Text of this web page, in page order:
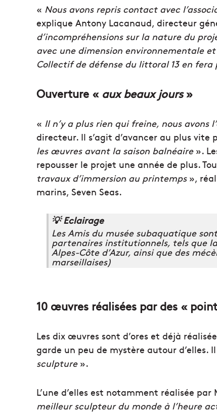
« Nous avons repris contact avec
explique Antony Lacanaud, directeur
d’incompréhensions sur la nature du
avec une dimension environnementale
Collectif de défense du littoral 13 en fera
Ouverture «aux beaux jours»
« Il n’y a plus rien qui freine, nous avons
directeur. Il s’agit d’avancer au plus vite
les œuvres avant la saison balnéaire».
repousser le projet une année de plus.
travaux d’immersion au printemps»,
marins, Seven Seas.
💡 Eclairage
Les Amis du musée subaquatique
partenaires institutionnels, tels que
Alpes-Côte d’Azur, ainsi que des
marseillaises)
10 œuvres réalisées par des «
Les dix œuvres sont d’ores et déjà
garde un peu de mystère autour d’elles.
sculpture».
L’une d’elles est notamment réalisée par
meilleur sculpteur du monde à l’heure